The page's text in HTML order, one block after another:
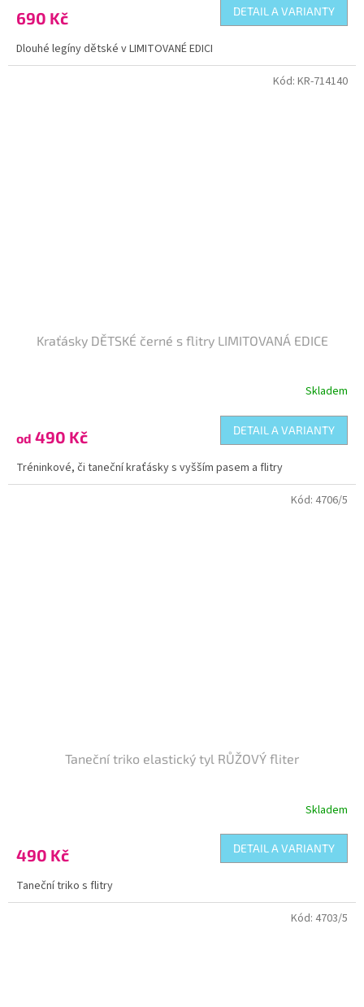
690 Kč DETAIL A VARIANTY
Dlouhé legíny dětské v LIMITOVANÉ EDICI
Kraťásky DĚTSKÉ černé s flitry LIMITOVANÁ EDICE
Skladem
od 490 Kč DETAIL A VARIANTY
Tréninkové, či taneční kraťásky s vyšším pasem a flitry
Kód: KR-714140
Taneční triko elastický tyl RŮŽOVÝ fliter
Skladem
490 Kč DETAIL A VARIANTY
Taneční triko s flitry
Kód: 4706/5
Kód: 4703/5